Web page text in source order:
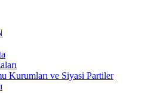
Kurumları ve Siyasi Partiler